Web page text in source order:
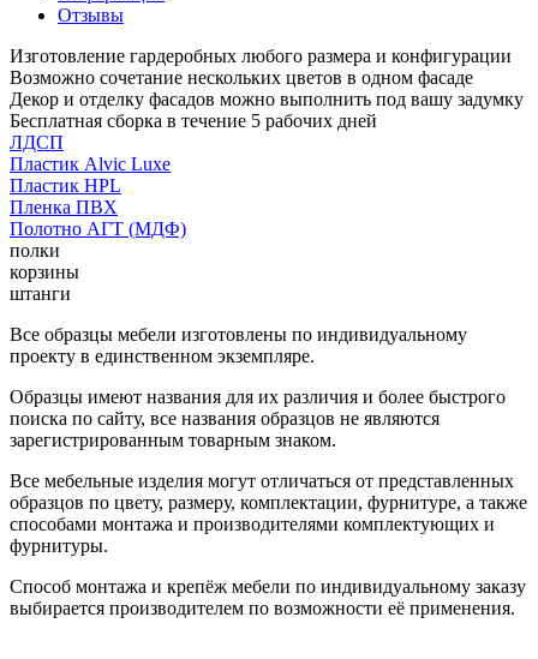
Отзывы
Изготовление гардеробных любого размера и конфигурации
Возможно сочетание нескольких цветов в одном фасаде
Декор и отделку фасадов можно выполнить под вашу задумку
Бесплатная сборка в течение 5 рабочих дней
ЛДСП
Пластик Alvic Luxe
Пластик HPL
Пленка ПВХ
Полотно АГТ (МДФ)
полки
корзины
штанги
Все образцы мебели изготовлены по индивидуальному
проекту в единственном экземпляре.
Образцы имеют названия для их различия и более быстрого
поиска по сайту, все названия образцов не являются
зарегистрированным товарным знаком.
Все мебельные изделия могут отличаться от представленных
образцов по цвету, размеру, комплектации, фурнитуре, а также
способами монтажа и производителями комплектующих и
фурнитуры.
Способ монтажа и крепёж мебели по индивидуальному заказу
выбирается производителем по возможности её применения.